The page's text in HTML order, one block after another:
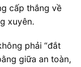
cấp thắng về
xuyên.
phải “đắt
giữa an toàn,